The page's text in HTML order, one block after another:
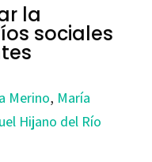
la
sociales
Merino, María
Hijano del Río